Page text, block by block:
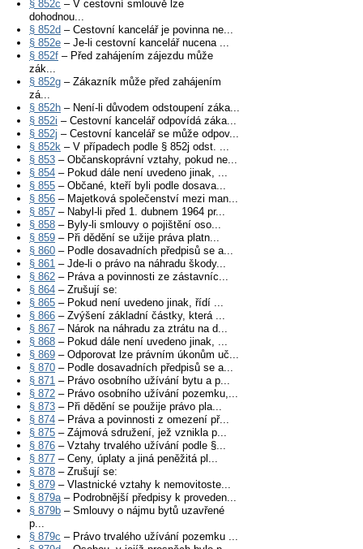
§ 852c – V cestovní smlouvě lze
dohodnou...
§ 852d – Cestovní kancelář je povinna ne...
§ 852e – Je-li cestovní kancelář nucena ...
§ 852f – Před zahájením zájezdu může
zák...
§ 852g – Zákazník může před zahájením
zá...
§ 852h – Není-li důvodem odstoupení záka...
§ 852i – Cestovní kancelář odpovídá záka...
§ 852j – Cestovní kancelář se může odpov...
§ 852k – V případech podle § 852j odst. ...
§ 853 – Občanskoprávní vztahy, pokud ne...
§ 854 – Pokud dále není uvedeno jinak, ...
§ 855 – Občané, kteří byli podle dosava...
§ 856 – Majetková společenství mezi man...
§ 857 – Nabyl-li před 1. dubnem 1964 pr...
§ 858 – Byly-li smlouvy o pojištění oso...
§ 859 – Při dědění se užije práva platn...
§ 860 – Podle dosavadních předpisů se a...
§ 861 – Jde-li o právo na náhradu škody...
§ 862 – Práva a povinnosti ze zástavníc...
§ 864 – Zrušují se:
§ 865 – Pokud není uvedeno jinak, řídí ...
§ 866 – Zvýšení základní částky, která ...
§ 867 – Nárok na náhradu za ztrátu na d...
§ 868 – Pokud dále není uvedeno jinak, ...
§ 869 – Odporovat lze právním úkonům uč...
§ 870 – Podle dosavadních předpisů se a...
§ 871 – Právo osobního užívání bytu a p...
§ 872 – Právo osobního užívání pozemku,...
§ 873 – Při dědění se použije právo pla...
§ 874 – Práva a povinnosti z omezení př...
§ 875 – Zájmová sdružení, jež vznikla p...
§ 876 – Vztahy trvalého užívání podle §...
§ 877 – Ceny, úplaty a jiná peněžitá pl...
§ 878 – Zrušují se:
§ 879 – Vlastnické vztahy k nemovitoste...
§ 879a– Podrobnější předpisy k proveden...
§ 879b – Smlouvy o nájmu bytů uzavřené
p...
§ 879c – Právo trvalého užívání pozemku ...